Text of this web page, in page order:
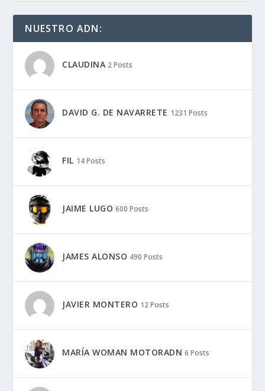
NUESTRO ADN:
CLAUDINA 2 Posts
DAVID G. DE NAVARRETE 1231 Posts
FIL 14 Posts
JAIME LUGO 600 Posts
JAMES ALONSO 490 Posts
JAVIER MONTERO 12 Posts
MARÍA WOMAN MOTORADN 6 Posts